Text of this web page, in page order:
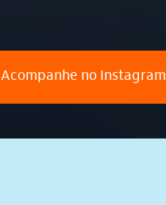
Acompanhe no Instagram